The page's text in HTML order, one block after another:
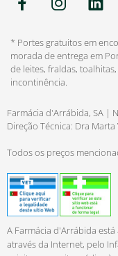
* Portes gratuitos em
morada de entrega em
de leites, fraldas,
incontinência.
Farmácia d'Arrábida, SA |
Direção Técnica: Dra
Todos os preços
A Farmácia d'Arrábida
através da Internet, pelo